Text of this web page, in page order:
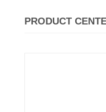
PRODUCT